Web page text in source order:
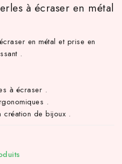
France métropolitaine ! À
à écraser en métal
en métal et prise en
.
à écraser .
.
création de bijoux .